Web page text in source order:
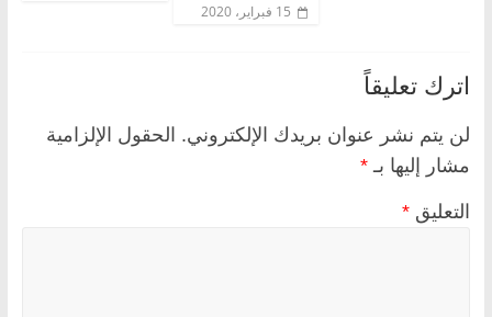
15 فبراير، 2020
اترك تعليقاً
لن يتم نشر عنوان بريدك الإلكتروني. الحقول الإلزامية
مشار إليها بـ *
التعليق *